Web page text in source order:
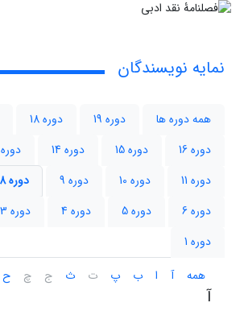
نمایه نویسندگان
همه دوره ها دوره 19 دوره 18
دوره 16
دوره 15 دوره 14 دوره 13
دوره 11
دوره 10 دوره 9 دوره 8
دوره 6
دوره 5 دوره 4 دوره 3
دوره 1
همه
آ ا ب پ ت ث ج چ ح
آ